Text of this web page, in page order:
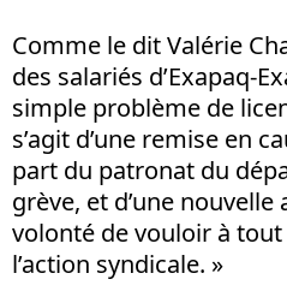
Comme le dit Valérie
des salariés d’Exapaq-
simple problème de
s’agit d’une remise en
part du patronat du
grève, et d’une
volonté de vouloir à
l’action syndicale. »